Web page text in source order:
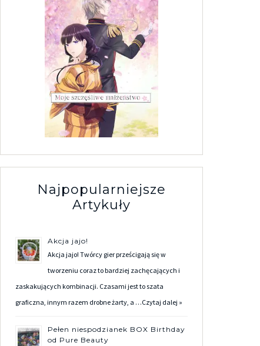
Najpopularniejsze
Artykuły
Akcja jajo!
Akcja jajo! Twórcy gier prześcigają się w
tworzeniu coraz to bardziej zachęcających i
zaskakujących kombinacji. Czasami jest to szata
graficzna, innym razem drobne żarty, a …Czytaj dalej »
Pełen niespodzianek BOX Birthday
od Pure Beauty